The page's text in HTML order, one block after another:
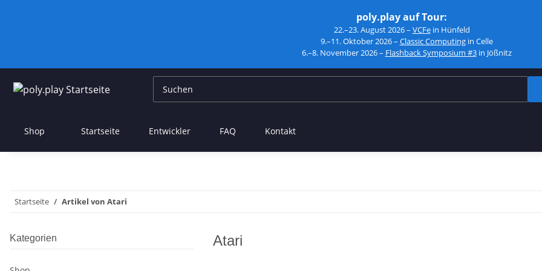
poly.play auf Tour:
22.–23. August 2026 – VCFein Hünfeld
9.–11. Oktober 2026 – Classic Computingin Celle
6.–8. November 2026 – Flashback Symposium #3in Jößnitz
Shop Startseite Entwickler FAQ Kontakt
Startseite Artikel von Atari
Atari
Kategorien